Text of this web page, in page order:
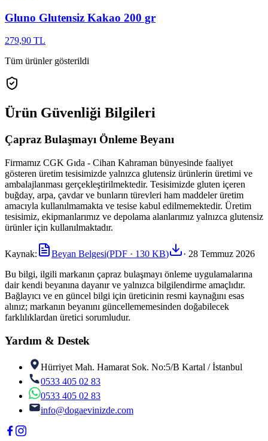
Gluno Glutensiz Kakao 200 gr
279,90 TL
Tüm ürünler gösterildi
Ürün Güvenliği Bilgileri
Çapraz Bulaşmayı Önleme Beyanı
Firmamız CGK Gıda - Cihan Kahraman bünyesinde faaliyet
gösteren üretim tesisimizde yalnızca glutensiz ürünlerin üretimi ve
ambalajlanması gerçekleştirilmektedir. Tesisimizde gluten içeren
buğday, arpa, çavdar ve bunların türevleri ham maddeler üretim
amacıyla kullanılmamakta ve tesise kabul edilmemektedir. Üretim
tesisimiz, ekipmanlarımız ve depolama alanlarımız yalnızca glutensiz
ürünler için kullanılmaktadır.
Kaynak: Beyan Belgesi(PDF · 130 KB) · 28 Temmuz 2026
Bu bilgi, ilgili markanın çapraz bulaşmayı önleme uygulamalarına
dair kendi beyanına dayanır ve yalnızca bilgilendirme amaçlıdır.
Bağlayıcı ve en güncel bilgi için üreticinin resmi kaynağını esas
alınız; markanın beyanını güncellememesinden doğabilecek
farklılıklardan üretici sorumludur.
Yardım & Destek
Hürriyet Mah. Hamarat Sok. No:5/B Kartal / İstanbul
0533 405 02 83
0533 405 02 83
info@dogaevinizde.com